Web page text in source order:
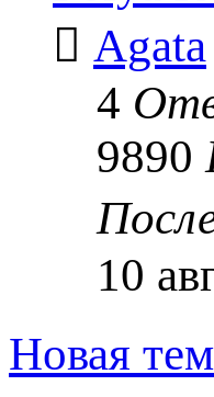
Agata
4
9890
10
Новая